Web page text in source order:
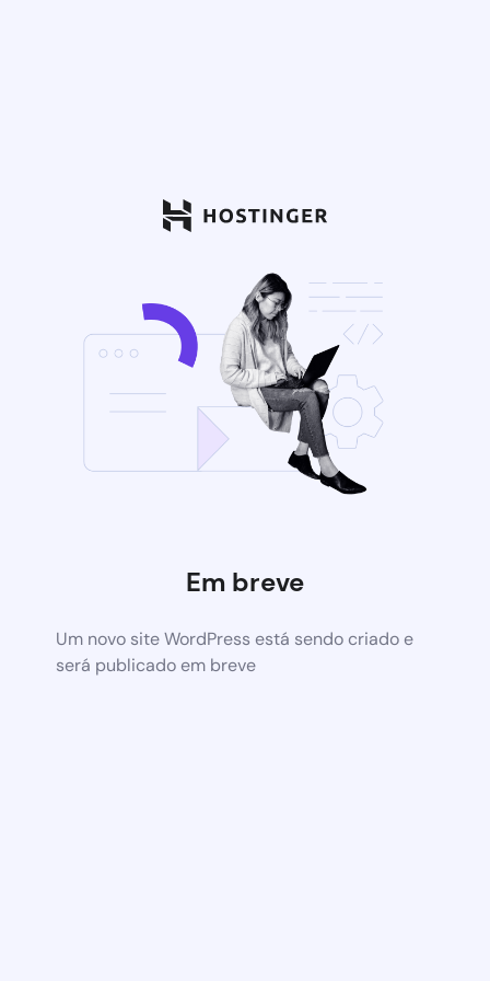
Em breve
Um novo site WordPress está sendo criado e
será publicado em breve